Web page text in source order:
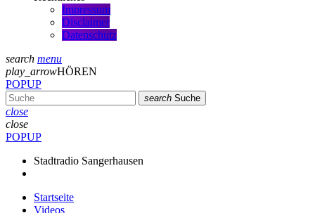
Impressum
Disclaimer
Datenschutz
search menu
play_arrowHÖREN
POPUP
search Suche
close
close
POPUP
Stadtradio Sangerhausen
Startseite
Videos